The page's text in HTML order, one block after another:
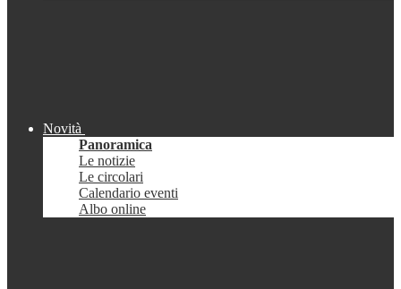
Novità
Panoramica
Le notizie
Le circolari
Calendario eventi
Albo online